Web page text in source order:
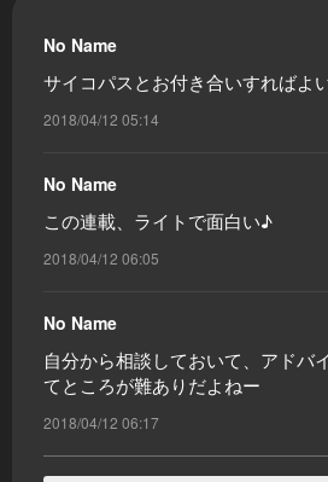
No Name
サイコパスとお付き合いすればよ
2018/04/12 05:14
No Name
この連載、ライトで面白い♪
2018/04/12 06:05
No Name
自分から相談しておいて、アドバ
てところが難ありだよねー
2018/04/12 06:17